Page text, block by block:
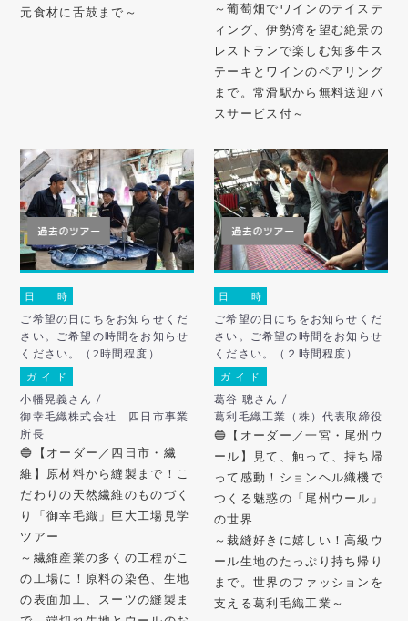
元食材に舌鼓まで～
～葡萄畑でワインのテイステ
ィング、伊勢湾を望む絶景の
レストランで楽しむ知多牛ス
テーキとワインのペアリング
まで。常滑駅から無料送迎バ
スサービス付～
日 時
ご希望の日にちをお知らせくだ
さい。ご希望の時間をお知らせ
ください。（2時間程度）
ガ イ ド
小幡晃義さん /
御幸毛織株式会社 四日市事業
所長
🔵【オーダー／四日市・繊
維】原材料から縫製まで！こ
だわりの天然繊維のものづく
り「御幸毛織」巨大工場見学
ツアー
～繊維産業の多くの工程がこ
の工場に！原料の染色、生地
の表面加工、スーツの縫製ま
日 時
ご希望の日にちをお知らせくだ
さい。ご希望の時間をお知らせ
ください。（２時間程度）
ガ イ ド
葛谷 聰さん /
葛利毛織工業（株）代表取締役
🔵【オーダー／一宮・尾州ウ
ール】見て、触って、持ち帰
って感動！ションヘル織機で
つくる魅惑の「尾州ウール」
の世界
～裁縫好きに嬉しい！高級ウ
ール生地のたっぷり持ち帰り
まで。世界のファッションを
支える葛利毛織工業～